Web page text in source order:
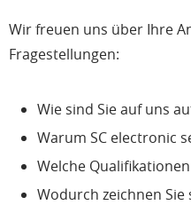
Wir freuen uns über Ihre
Fragestellungen:
Wie sind Sie auf uns
Warum SC electronic
Welche
Wodurch zeichnen Sie